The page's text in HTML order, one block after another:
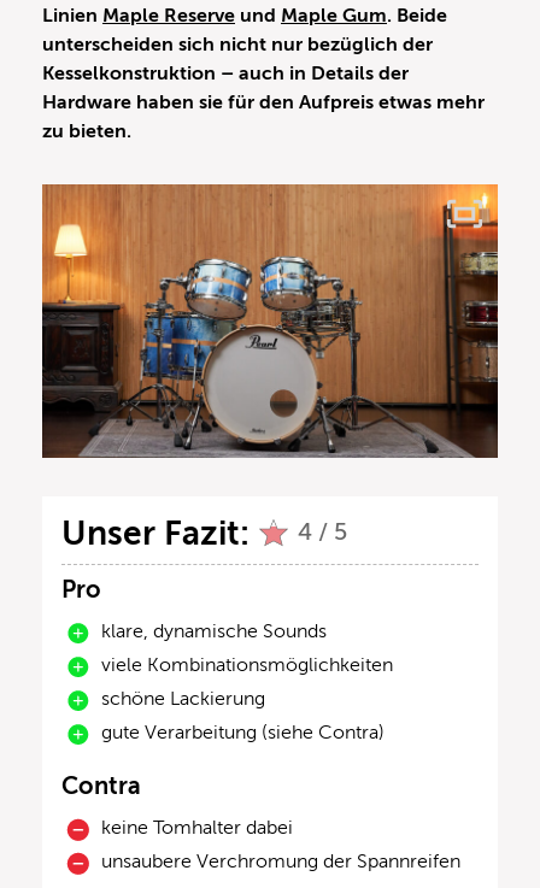
Linien Maple Reserve und Maple Gum. Beide
unterscheiden sich nicht nur bezüglich der
Kesselkonstruktion – auch in Details der
Hardware haben sie für den Aufpreis etwas mehr
zu bieten.
Unser Fazit: 4 / 5
Pro
klare, dynamische Sounds
viele Kombinationsmöglichkeiten
schöne Lackierung
gute Verarbeitung (siehe Contra)
Contra
keine Tomhalter dabei
unsaubere Verchromung der Spannreifen